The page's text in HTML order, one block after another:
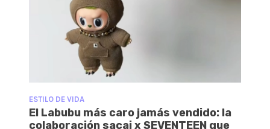
ESTILO DE VIDA
El Labubu más caro jamás vendido: la
colaboración sacai x SEVENTEEN que